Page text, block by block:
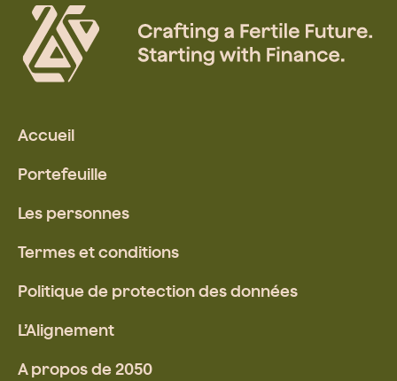
Accueil
Portefeuille
Les personnes
Termes et conditions
Politique de protection des données
L’Alignement
A propos de 2050